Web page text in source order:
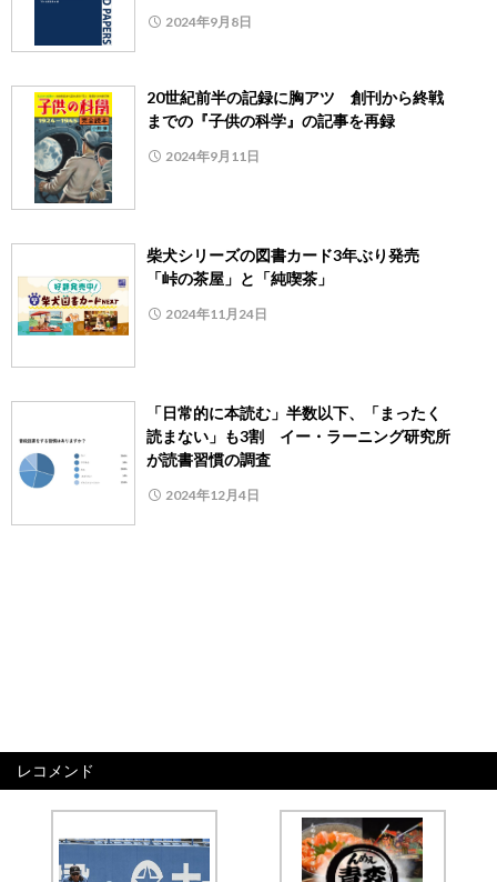
2024年9月8日
20世紀前半の記録に胸アツ 創刊から終戦
までの『子供の科学』の記事を再録
2024年9月11日
柴犬シリーズの図書カード3年ぶり発売
「峠の茶屋」と「純喫茶」
2024年11月24日
「日常的に本読む」半数以下、「まったく
読まない」も3割 イー・ラーニング研究所
が読書習慣の調査
2024年12月4日
レコメンド